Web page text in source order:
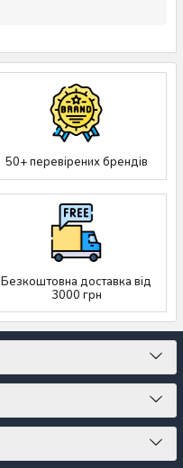
50+ перевірених брендів
Безкоштовна доставка від
3000 грн